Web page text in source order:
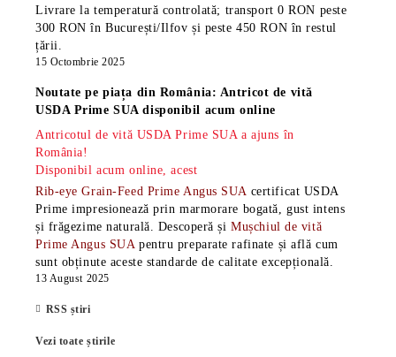
Livrare la temperatură controlată; transport 0 RON peste
300 RON în București/Ilfov și peste 450 RON în restul
țării.
15 Octombrie 2025
Noutate pe piața din România: Antricot de vită
USDA Prime SUA disponibil acum online
Antricotul de vită USDA Prime SUA a ajuns în
România!
Disponibil acum online, acest
Rib-eye Grain-Feed Prime Angus SUA certificat USDA
Prime impresionează prin marmorare bogată, gust intens
și frăgezime naturală. Descoperă șiMușchiul de vită
Prime Angus SUA pentru preparate rafinate și află cum
sunt obținute aceste standarde de calitate excepțională.
13 August 2025
RSS știri
Vezi toate știrile